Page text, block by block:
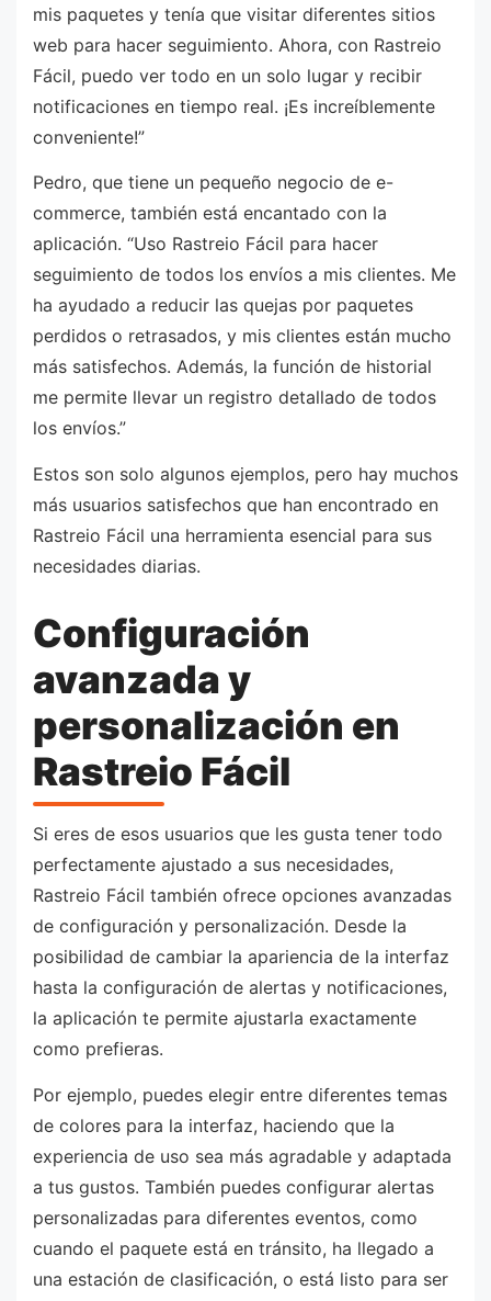
mis paquetes y tenía que visitar diferentes sitios
web para hacer seguimiento. Ahora, con Rastreio
Fácil, puedo ver todo en un solo lugar y recibir
notificaciones en tiempo real. ¡Es increíblemente
conveniente!”
Pedro, que tiene un pequeño negocio de e-
commerce, también está encantado con la
aplicación. “Uso Rastreio Fácil para hacer
seguimiento de todos los envíos a mis clientes. Me
ha ayudado a reducir las quejas por paquetes
perdidos o retrasados, y mis clientes están mucho
más satisfechos. Además, la función de historial
me permite llevar un registro detallado de todos
los envíos.”
Estos son solo algunos ejemplos, pero hay muchos
más usuarios satisfechos que han encontrado en
Rastreio Fácil una herramienta esencial para sus
necesidades diarias.
Configuración
avanzada y
personalización en
Rastreio Fácil
Si eres de esos usuarios que les gusta tener todo
perfectamente ajustado a sus necesidades,
Rastreio Fácil también ofrece opciones avanzadas
de configuración y personalización. Desde la
posibilidad de cambiar la apariencia de la interfaz
hasta la configuración de alertas y notificaciones,
la aplicación te permite ajustarla exactamente
como prefieras.
Por ejemplo, puedes elegir entre diferentes temas
de colores para la interfaz, haciendo que la
experiencia de uso sea más agradable y adaptada
a tus gustos. También puedes configurar alertas
personalizadas para diferentes eventos, como
cuando el paquete está en tránsito, ha llegado a
una estación de clasificación, o está listo para ser